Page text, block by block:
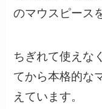
のマウスピース
ちぎれて使えな
てから本格的な
えています。